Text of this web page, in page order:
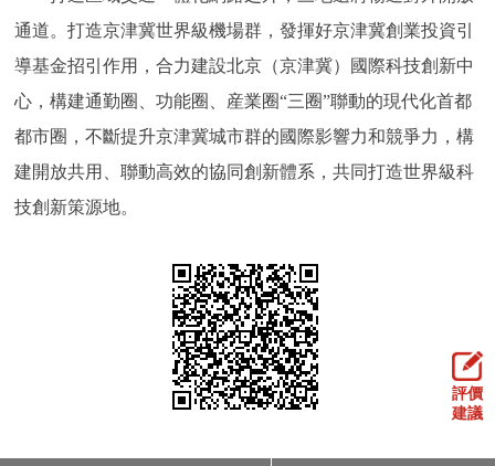
通道。打造京津冀世界級機場群，發揮好京津冀創業投資引
導基金招引作用，合力建設北京（京津冀）國際科技創新中
心，構建通勤圈、功能圈、産業圈“三圈”聯動的現代化首都
都市圈，不斷提升京津冀城市群的國際影響力和競爭力，構
建開放共用、聯動高效的協同創新體系，共同打造世界級科
技創新策源地。
評價
建議